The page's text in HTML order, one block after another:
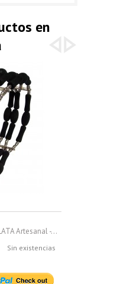
en
Artesanal -...
Sin existencias